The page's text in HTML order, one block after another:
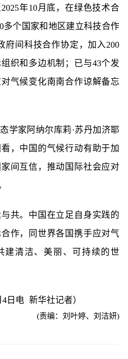
年10月底，在绿色技术合
多个国家和地区建立科技合作
府间科技合作协定，加入200
织和多边机制；已与43个发
气候变化南南合作谅解备忘
家阿纳尔库莉·苏丹加济耶
，中国的气候行动有助于加
间互信，推动国际社会应对
。中国在立足自身实践的
作，同世界各国携手应对气
建清洁、美丽、可持续的世
电 新华社记者）
(责编：刘叶婷、刘洁妍)